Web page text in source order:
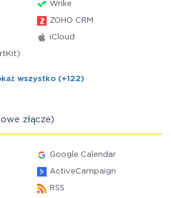
Wrike
ZOHO CRM
iCloud
wszystko (+122)
złącze)
Google Calendar
ActiveCampaign
RSS